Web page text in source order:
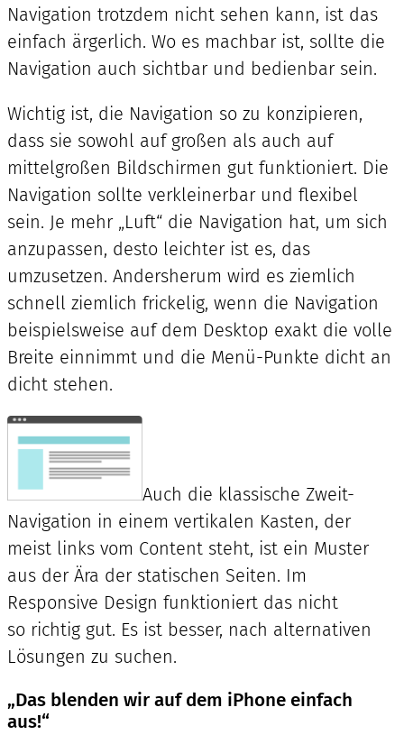
Navigation trotzdem nicht sehen kann, ist das
einfach ärgerlich. Wo es machbar ist, sollte die
Navigation auch sichtbar und bedienbar sein.
Wichtig ist, die Navigation so zu konzipieren,
dass sie sowohl auf großen als auch auf
mittelgroßen Bildschirmen gut funktioniert. Die
Navigation sollte verkleinerbar und flexibel
sein. Je mehr „Luft“ die Navigation hat, um sich
anzupassen, desto leichter ist es, das
umzusetzen. Andersherum wird es ziemlich
schnell ziemlich frickelig, wenn die Navigation
beispielsweise auf dem Desktop exakt die volle
Breite einnimmt und die Menü-Punkte dicht an
dicht stehen.
Auch die klassische Zweit-
Navigation in einem vertikalen Kasten, der
meist links vom Content steht, ist ein Muster
aus der Ära der statischen Seiten. Im
Responsive Design funktioniert das nicht
so richtig gut. Es ist besser, nach alternativen
Lösungen zu suchen.
„Das blenden wir auf dem iPhone einfach
aus!“